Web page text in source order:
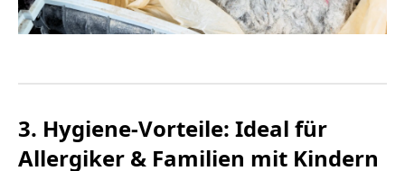
3. Hygiene-Vorteile: Ideal für
Allergiker & Familien mit Kindern